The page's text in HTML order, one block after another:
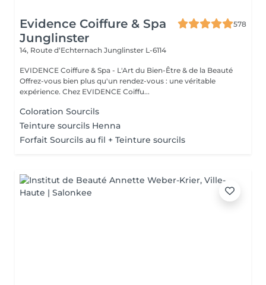
Evidence Coiffure & Spa
Junglinster
578
14, Route d‘Echternach Junglinster L-6114
EVIDENCE Coiffure & Spa - L'Art du Bien-Être & de la Beauté
Offrez-vous bien plus qu'un rendez-vous : une véritable
expérience. Chez EVIDENCE Coiffu...
Coloration Sourcils
Teinture sourcils Henna
Forfait Sourcils au fil + Teinture sourcils